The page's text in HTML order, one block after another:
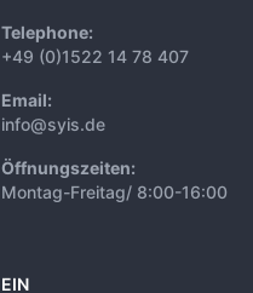
Telephone:
+49 (0)1522 14 78 407
Email:
info@syis.de
Öffnungszeiten:
Montag-Freitag/ 8:00-16:00
EIN